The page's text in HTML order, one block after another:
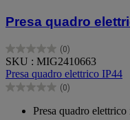
Presa quadro
(0)
0.0
su
5
stelle.
SKU : MIG2410663
Presa quadro elettrico IP44
(0)
0.0
Presa quadro